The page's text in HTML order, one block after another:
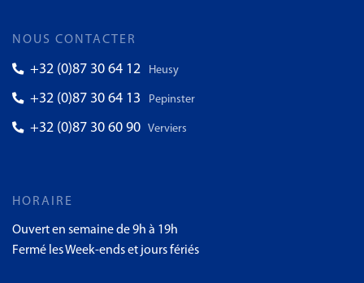
NOUS CONTACTER
+32 (0)87 30 64 12 Heusy
+32 (0)87 30 64 13 Pepinster
+32 (0)87 30 60 90 Verviers
HORAIRE
Ouvert en semaine de 9h à 19h
Fermé les Week-ends et jours fériés